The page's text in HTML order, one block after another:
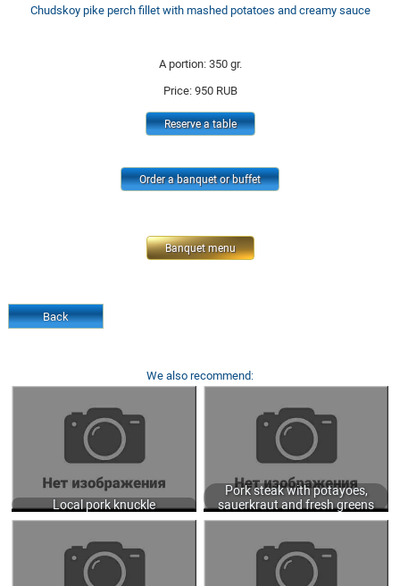
Chudskoy pike perch fillet with mashed potatoes and creamy sauce
A portion: 350 gr.
Price: 950 RUB
Reserve a table
Order a banquet or buffet
Banquet menu
Back
We also recommend:
Local pork knuckle
LOCAL PORK KNUCKLE WITH
SAUERKRAUT STREW 550/300 GR.
1350
Pork steak with potayoes,
sauerkraut and fresh greens
PORK STEAK WITH POTAYOES,
SAUERKRAUT AND FRESH GREENS
350/50 GR.
800
BEEF STROGANOFF WITH MASHED
POTATOES 350 GR.
1200
PIKE CUTLET WITH CREAM SAUCE
250 GR.
790